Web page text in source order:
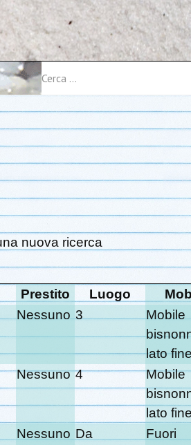
nuova ricerca
Prestito Luogo
Nessuno 3
Mobile
lato
Nessuno4
Mobile
lato
Nessuno Da
Fuori